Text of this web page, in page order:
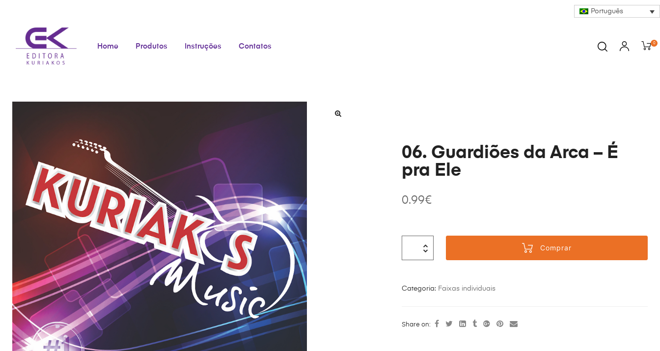
Português
Home Produtos Instruções Contatos 0
06. Guardiões da Arca – É
pra Ele
0.99€
Comprar
Categoria: Faixas individuais
Share on: